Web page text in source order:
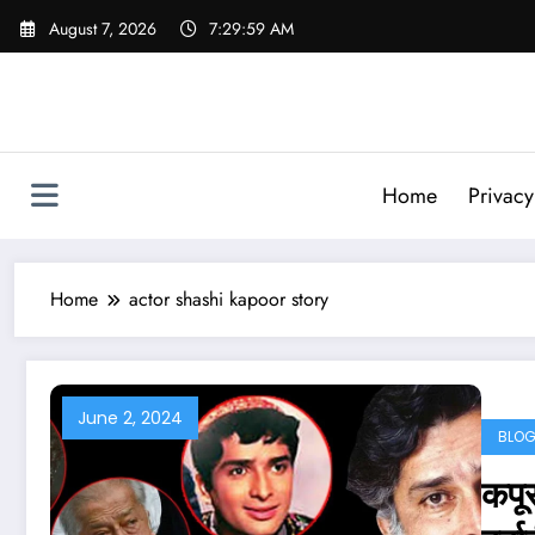
Skip
August 7, 2026 7:30:00 AM
Home
Home actor shashi kapoor story
June 2, 2024
BLOG